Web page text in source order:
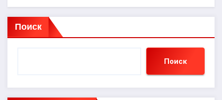
at
s
A
er e
a
n
kl
s
п
а
т
Поиск
Поиск